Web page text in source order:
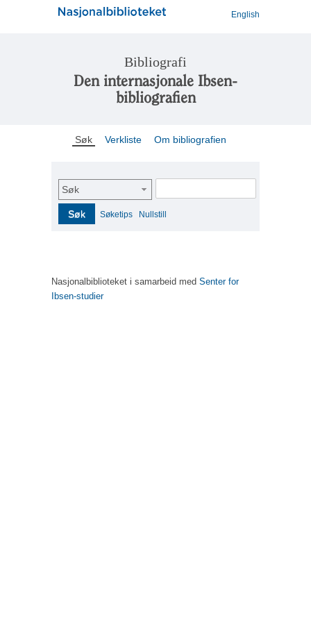
English
Bibliografi
Den internasjonale Ibsen-
bibliografien
Søk Verkliste Om bibliografien
Søk
Søk Søketips Nullstill
Nasjonalbiblioteket i samarbeid med Senter for
Ibsen-studier